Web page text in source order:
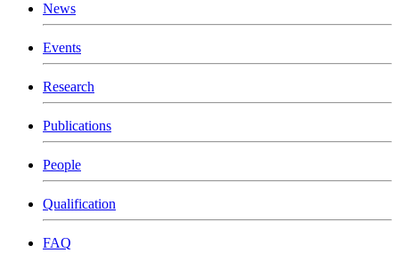
News
Events
Research
Publications
People
Qualification
FAQ